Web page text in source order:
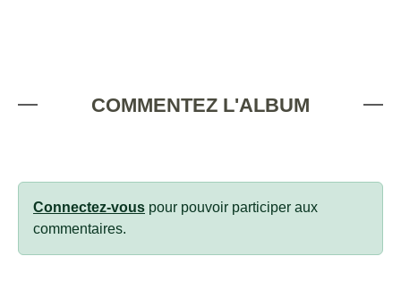
COMMENTEZ L'ALBUM
Connectez-vous pour pouvoir participer aux
commentaires.